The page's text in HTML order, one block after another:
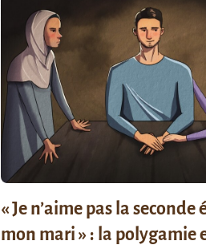
« Je n’aime pas la seconde
mon mari » : la polygamie